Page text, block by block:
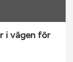
i vägen för